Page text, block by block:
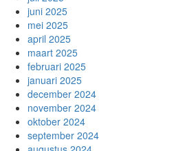
juni 2025
mei 2025
april 2025
maart 2025
februari 2025
januari 2025
december 2024
november 2024
oktober 2024
september 2024